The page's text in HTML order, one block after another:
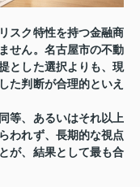
スク特性を持つ金融商
せん。名古屋市の不動
とした選択よりも、現
た判断が合理的といえ
等、あるいはそれ以上
われず、長期的な視点
が、結果として最も合